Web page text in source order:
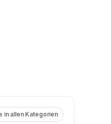
in allen Kategorien